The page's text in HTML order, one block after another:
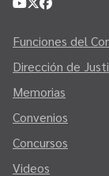
Funciones del
Dirección de
Memorias
Convenios
Concursos
Videos